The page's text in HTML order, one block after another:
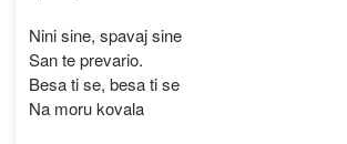
Nini sine, spavaj sine
San te prevario.
Besa ti se, besa ti se
Na moru kovala